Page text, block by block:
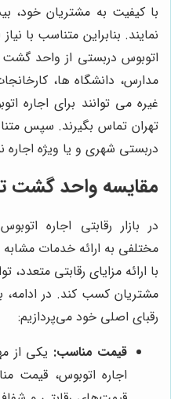
با کیفیت به مشتریان خود،
نمایند. بنابراین متناسب با
اتوبوس دربستی از واحد
مدارس، دانشگاه ها،
غیره می توانند برای اجاره
تهران تماس بگیرند. سپس
دربستی شهری و یا ویژه اجاره
مقایسه واحد گشت
در بازار رقابتی اجاره
مختلفی به ارائه خدمات مشابه
با ارائه مزایای رقابتی
مشتریان کسب کند. در ادامه،
رقبای اصلی خود می‌پردازیم:
قیمت مناسب: یکی از
اجاره اتوبوس،